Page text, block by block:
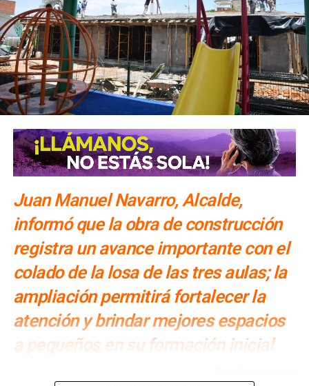
Juan Manuel Navarro, Alcalde,
informó que la obra de construcción
registra un avance importante con el
colado de la losa de las tres aulas; la
ampliación permitirá fortalecer la
atención y brindar mejores espacios
a pequeños en su formación inicial